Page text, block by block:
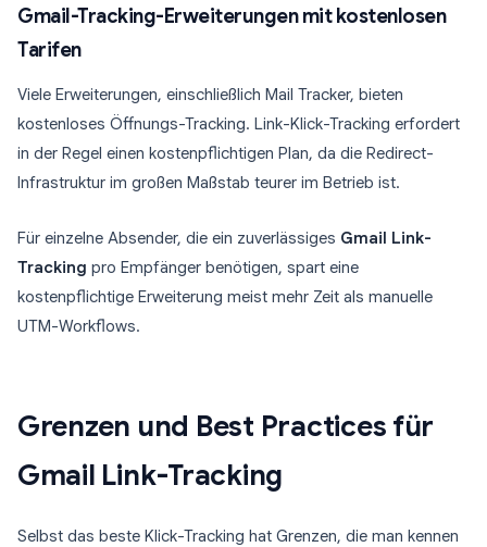
Gmail-Tracking-Erweiterungen mit kostenlosen
Tarifen
Viele Erweiterungen, einschließlich Mail Tracker, bieten
kostenloses Öffnungs-Tracking. Link-Klick-Tracking erfordert
in der Regel einen kostenpflichtigen Plan, da die Redirect-
Infrastruktur im großen Maßstab teurer im Betrieb ist.
Für einzelne Absender, die ein zuverlässiges Gmail Link-
Tracking pro Empfänger benötigen, spart eine
kostenpflichtige Erweiterung meist mehr Zeit als manuelle
UTM-Workflows.
Grenzen und Best Practices für
Gmail Link-Tracking
Selbst das beste Klick-Tracking hat Grenzen, die man kennen